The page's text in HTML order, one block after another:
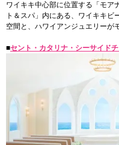
ワイキキ中心部に位置する「モ
ト＆スパ」内にある、ワイキキ
空間と、ハワイアンジュエリーが
■セント・カタリナ・シーサイド